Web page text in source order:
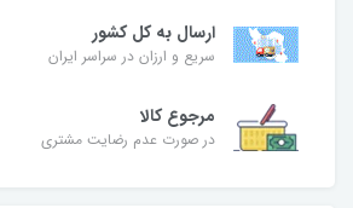
ارسال به کل کشور
سریع و ارزان در سراسر ایران
مرجوع کالا
در صورت عدم رضایت مشتری